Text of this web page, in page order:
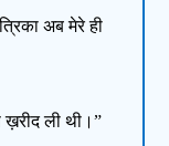
अब मेरे ही
ली थी।”